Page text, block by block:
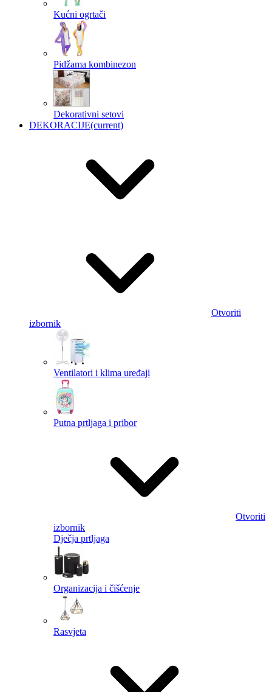
Kućni ogrtači
Pidžama kombinezon
Dekorativni setovi
DEKORACIJE(current)
Otvoriti
izbornik
Ventilatori i klima uređaji
Putna prtljaga i pribor
Otvoriti
izbornik
Dječja prtljaga
Organizacija i čišćenje
Rasvjeta